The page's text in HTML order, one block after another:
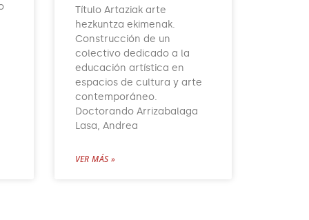
Título Artaziak arte
hezkuntza ekimenak.
Construcción de un
colectivo dedicado a la
educación artística en
espacios de cultura y arte
contemporáneo.
Doctorando Arrizabalaga
Lasa, Andrea
VER MÁS »